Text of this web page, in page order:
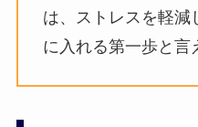
は、ストレスを軽減
に入れる第一歩と言